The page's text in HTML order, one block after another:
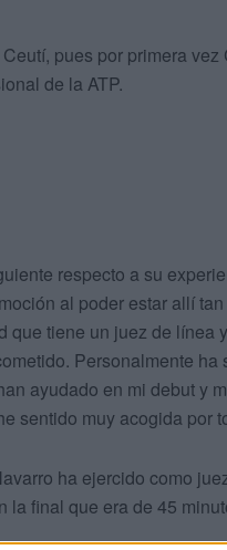
pues por primera
de la ATP.
respecto a su
al poder estar allí
tiene un juez de línea
Personalmente ha
ayudado en mi debut y
sentido muy acogida por
ha ejercido como
final que era de 45